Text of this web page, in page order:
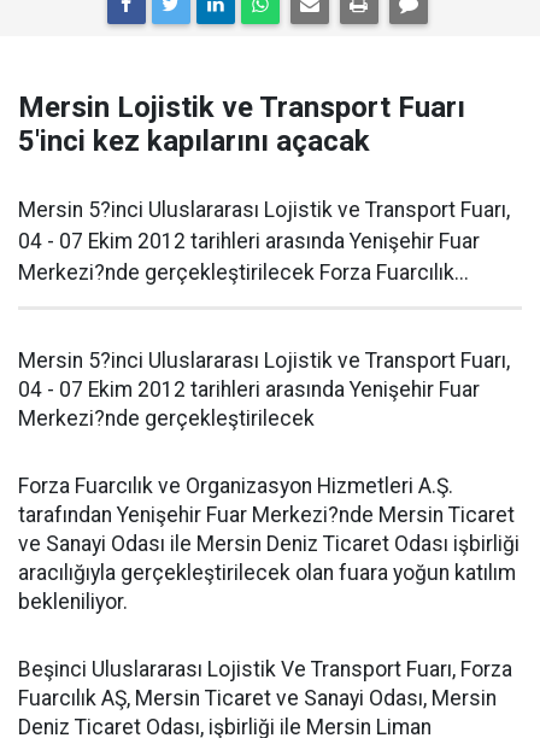
Mersin Lojistik ve Transport Fuarı
5'inci kez kapılarını açacak
Mersin 5?inci Uluslararası Lojistik ve Transport Fuarı,
04 - 07 Ekim 2012 tarihleri arasında Yenişehir Fuar
Merkezi?nde gerçekleştirilecek Forza Fuarcılık...
Mersin 5?inci Uluslararası Lojistik ve Transport Fuarı,
04 - 07 Ekim 2012 tarihleri arasında Yenişehir Fuar
Merkezi?nde gerçekleştirilecek
Forza Fuarcılık ve Organizasyon Hizmetleri A.Ş.
tarafından Yenişehir Fuar Merkezi?nde Mersin Ticaret
ve Sanayi Odası ile Mersin Deniz Ticaret Odası işbirliği
aracılığıyla gerçekleştirilecek olan fuara yoğun katılım
bekleniliyor.
Beşinci Uluslararası Lojistik Ve Transport Fuarı, Forza
Fuarcılık AŞ, Mersin Ticaret ve Sanayi Odası, Mersin
Deniz Ticaret Odası, işbirliği ile Mersin Liman